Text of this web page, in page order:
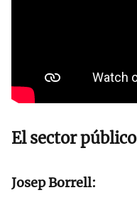
El sector público
Josep Borrell: